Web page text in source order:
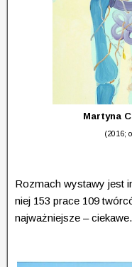
Martyna
(2016;
Rozmach wystawy jest
niej 153 prace 109
najważniejsze – ciekawe.